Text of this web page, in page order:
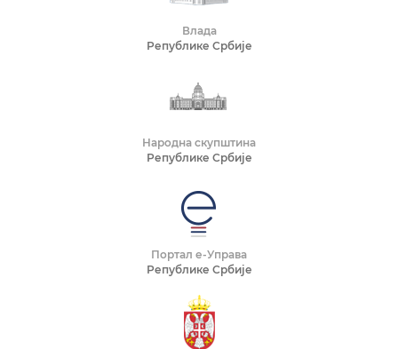
Влада
Републике Србије
Народна скупштина
Републике Србије
Портал е-Управа
Републике Србије